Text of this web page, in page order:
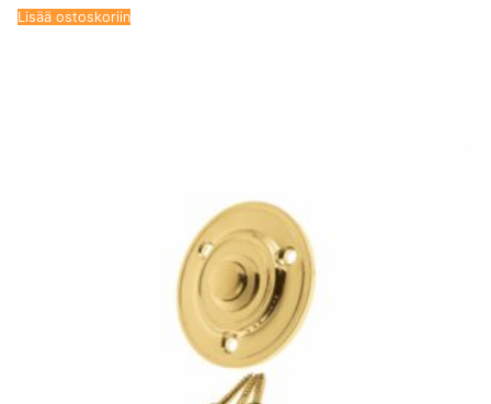
Lisää ostoskoriin